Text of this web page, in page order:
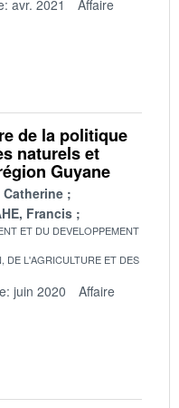
avr. 2021
Affaire
de la politique
naturels et
Guyane
Catherine
Francis
ET DU DEVELOPPEMENT
DE L'AGRICULTURE ET DES
juin 2020
Affaire